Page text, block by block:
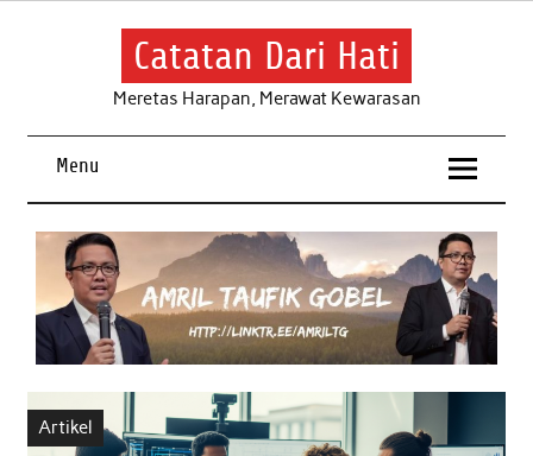
Skip
Catatan Dari Hati
Meretas Harapan, Merawat Kewarasan
Menu
Artikel